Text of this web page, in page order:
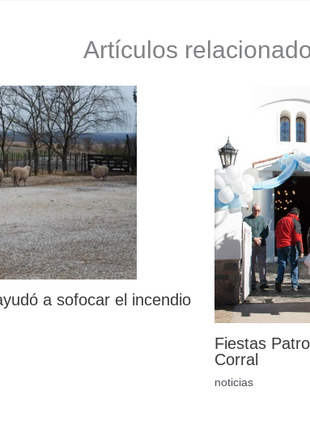
Artículos
a sofocar el incendio
Fiestas
Corral
noticias